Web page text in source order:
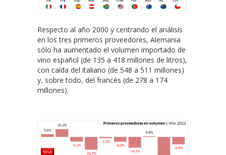
Respecto al año 2000 y centrando el análisis
en los tres primeros proveedores, Alemania
sólo ha aumentado el volumen importado de
vino español (de 135 a 418 millones de litros),
con caída del italiano (de 548 a 511 millones)
y, sobre todo, del francés (de 278 a 174
millones).